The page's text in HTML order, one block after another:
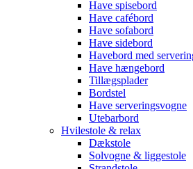
Have spisebord
Have cafébord
Have sofabord
Have sidebord
Havebord med
Have hængebord
Tillægsplader
Bordstel
Have serveringsvogne
Utebarbord
Hvilestole & relax
Dækstole
Solvogne & liggestole